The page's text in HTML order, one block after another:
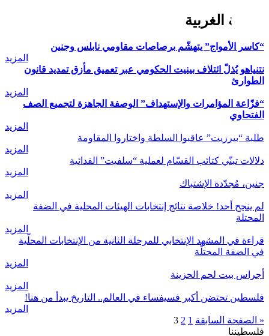
الضفة الغربية
“كاسر الأمواج” يتهشّم برصاصات مقاومي نابلس وجنين
المزيد
نتنياهو يُذلّ ائتلاف بينيت الحكومي عبر تعميق مأزق تمديد قانون
الطوارئ
المزيد
“فزّاعة المؤامرات والإستهداف” الوصفة الجاهزة لتجميع الصف
الفتحاوي
المزيد
طلبة “بيرزيت” عاقبوا السلطة واختاروا المقاومة
المزيد
دلالات تبنّي كتائب القسّام لعملية “سلفيت” الفدائية
المزيد
جنين، مُجدّدة الإشتباك
المزيد
لم ينجح أحد! خلاصة نتائج إنتخابات الهيئات المحلية في الضفة
المحتلة
المزيد
قراءة في المشهد الإنتخابي للمرحلة الثانية من الإنتخابات المحلّية
في الضفة المحتلّة
المزيد
أجراس بيت لحم الحزينة
المزيد
فلسطين تحتضن أكبر فسيفساء في العالم.. التاريخ يبدأ من هنا!
المزيد
« الصفحة السابقة 1
2
3
فلسطيننا